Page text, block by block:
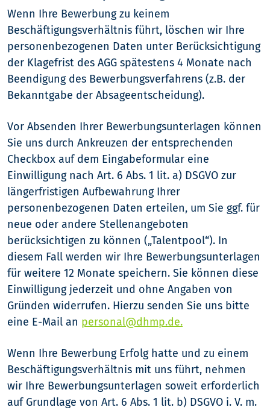
Wenn Ihre Bewerbung zu keinem
Beschäftigungsverhältnis führt, löschen wir Ihre
personenbezogenen Daten unter Berücksichtigung
der Klagefrist des AGG spätestens 4 Monate nach
Beendigung des Bewerbungsverfahrens (z.B. der
Bekanntgabe der Absageentscheidung).
Vor Absenden Ihrer Bewerbungsunterlagen können
Sie uns durch Ankreuzen der entsprechenden
Checkbox auf dem Eingabeformular eine
Einwilligung nach Art. 6 Abs. 1 lit. a) DSGVO zur
längerfristigen Aufbewahrung Ihrer
personenbezogenen Daten erteilen, um Sie ggf. für
neue oder andere Stellenangeboten
berücksichtigen zu können („Talentpool“). In
diesem Fall werden wir Ihre Bewerbungsunterlagen
für weitere 12 Monate speichern. Sie können diese
Einwilligung jederzeit und ohne Angaben von
Gründen widerrufen. Hierzu senden Sie uns bitte
eine E-Mail an personal@dhmp.de.
Wenn Ihre Bewerbung Erfolg hatte und zu einem
Beschäftigungsverhältnis mit uns führt, nehmen
wir Ihre Bewerbungsunterlagen soweit erforderlich
auf Grundlage von Art. 6 Abs. 1 lit. b) DSGVO i. V. m.